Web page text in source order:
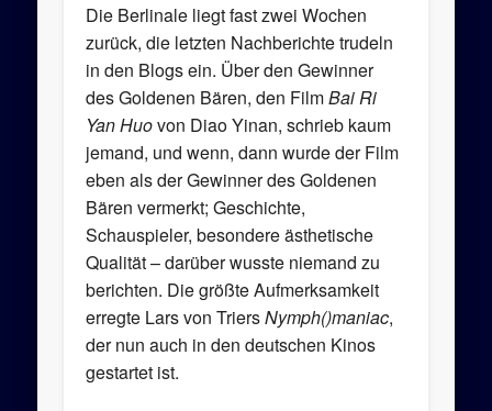
Die Berlinale liegt fast zwei Wochen
zurück, die letzten Nachberichte trudeln
in den Blogs ein. Über den Gewinner
des Goldenen Bären, den FilmBai Ri
Yan Huovon Diao Yinan, schrieb kaum
jemand, und wenn, dann wurde der Film
eben als der Gewinner des Goldenen
Bären vermerkt; Geschichte,
Schauspieler, besondere ästhetische
Qualität – darüber wusste niemand zu
berichten. Die größte Aufmerksamkeit
erregte Lars von TriersNymph()maniac,
der nun auch in den deutschen Kinos
gestartet ist.